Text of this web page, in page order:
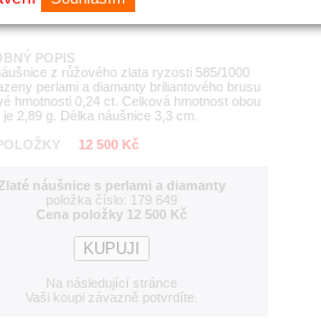
POPIS
z růžového zlata ryzosti 585/1000
perlami a diamanty briliantového brusu
hmotnosti 0,24 ct. Celková hmotnost obou
je 2,89 g. Délka náušnice 3,3 cm.
12 500 Kč
Zlaté náušnice s perlami a diamanty
položka číslo: 179 649
Cena položky 12 500 Kč
Na následující stránce
Vaši koupi závazně potvrdíte.